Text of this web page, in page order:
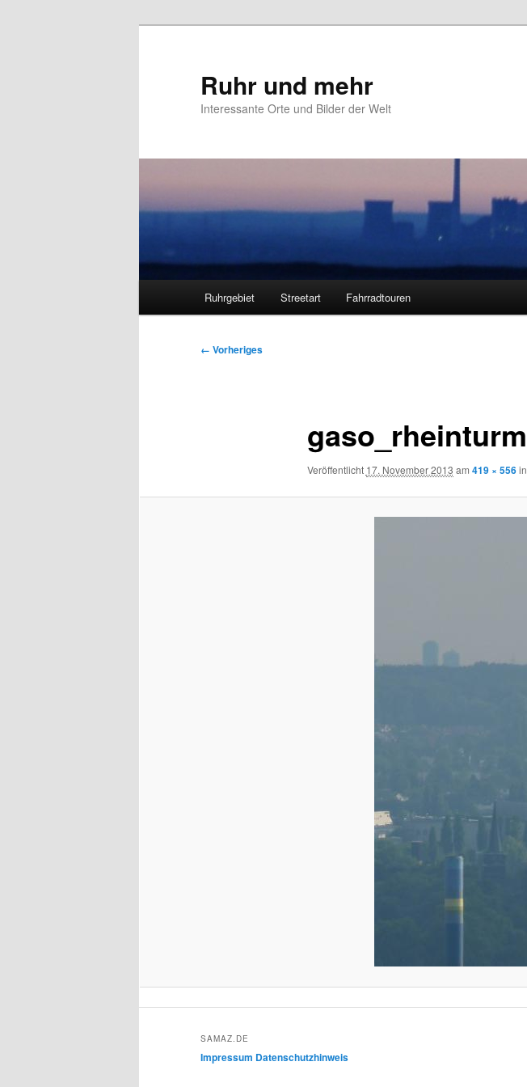
Ruhr und mehr
Interessante Orte und Bilder der Welt
Ruhrgebiet Streetart Fahrradtouren
Bilder-
← Vorheriges
gaso_rheinturm
Veröffentlicht 17. November 2013 am 419 × 556in
SAMAZ.DE
Impressum Datenschutzhinweis